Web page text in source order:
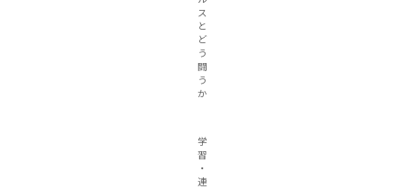
ス
と
ど
う
闘
う
か
学
習
・
連